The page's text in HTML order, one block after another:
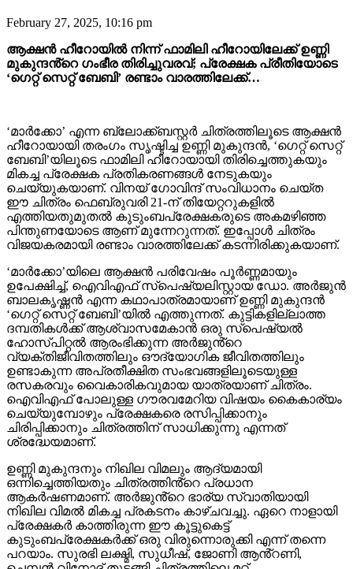
February 27, 2025, 10:16 pm
ആക്ഷൻ ഹീറോയിൽ നിന്ന് ഫാമിലി ഹീറോയിലേക്ക് ഉണ്ണി
മുകുന്ദൻ്റെ ഗംഭീര തിരിച്ചുവരവ്; പ്രേക്ഷക പ്രീതിയോടെ
‘ഗെറ്റ് സെറ്റ് ബേബി’ രണ്ടാം വാരത്തിലേക്ക്…
‘മാർക്കോ’ എന്ന ബ്ലോക്ക്ബസ്റ്റർ ചിത്രത്തിലൂടെ ആക്ഷൻ
ഹീറോയായി തരംഗം സൃഷ്ടിച്ച ഉണ്ണി മുകുന്ദൻ, ‘ഗെറ്റ് സെറ്റ്
ബേബി’യിലൂടെ ഫാമിലി ഹീറോയായി തിരിച്ചെത്തുകയും
മികച്ച പ്രേക്ഷക പ്രതികരണങ്ങൾ നേടുകയും
ചെയ്യുകയാണ്. വിനയ് ഗോവിന്ദ് സംവിധാനം ചെയ്ത
ഈ ചിത്രം ഫെബ്രുവരി 21-ന് തിയേറ്ററുകളിൽ
എത്തിയതുമുതൽ കുടുംബപ്രേക്ഷകരുടെ അകമഴിഞ്ഞ
പിന്തുണയോടെ ആണ് മുന്നേറുന്നത്. ഇപ്പോൾ ചിത്രം
വിജയകരമായി രണ്ടാം വാരത്തിലേക്ക് കടന്നിരിക്കുകയാണ്.
‘മാർക്കോ’യിലെ ആക്ഷൻ പരിവേഷം പൂർണ്ണമായും
ഉപേക്ഷിച്ച്, ഐവിഎഫ് സ്പെഷ്യലിസ്റ്റായ ഡോ. അർജുൻ
ബാലകൃഷ്ണൻ എന്ന കഥാപാത്രമായാണ് ഉണ്ണി മുകുന്ദൻ
‘ഗെറ്റ് സെറ്റ് ബേബി’യിൽ എത്തുന്നത്. കുട്ടികളില്ലാത്ത
ദമ്പതികൾക്ക് ആശ്വാസമേകാൻ ഒരു സ്പെഷ്യൽ
ഹോസ്പിറ്റൽ ആരംഭിക്കുന്ന അർജുൻ്റെ
വ്യക്തിജീവിതത്തിലും ഔദ്യോഗിക ജീവിതത്തിലും
ഉണ്ടാകുന്ന അപ്രതീക്ഷിത സംഭവങ്ങളിലൂടെയുള്ള
രസകരവും വൈകാരികവുമായ യാത്രയാണ് ചിത്രം.
ഐവിഎഫ് പോലുള്ള ഗൗരവമേറിയ വിഷയം കൈകാര്യം
ചെയ്യുമ്പോഴും പ്രേക്ഷകരെ രസിപ്പിക്കാനും
ചിരിപ്പിക്കാനും ചിത്രത്തിന് സാധിക്കുന്നു എന്നത്
ശ്രദ്ധേയമാണ്.
ഉണ്ണി മുകുന്ദനും നിഖില വിമലും ആദ്യമായി
ഒന്നിച്ചെത്തിയതും ചിത്രത്തിൻ്റെ പ്രധാന
ആകർഷണമാണ്. അർജുൻ്റെ ഭാര്യ സ്വാതിയായി
നിഖില വിമൽ മികച്ച പ്രകടനം കാഴ്ചവച്ചു. ഏറെ നാളായി
പ്രേക്ഷകർ കാത്തിരുന്ന ഈ കൂട്ടുകെട്ട്
കുടുംബപ്രേക്ഷകർക്ക് ഒരു വിരുന്നൊരുക്കി എന്ന് തന്നെ
പറയാം. സുരഭി ലക്ഷ്മി, സുധീഷ്, ജോണി ആൻ്റണി,